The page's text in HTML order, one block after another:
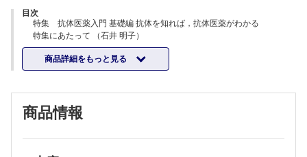
目次
特集 抗体医薬入門 基礎編 抗体を知れば，抗体医薬がわかる
特集にあたって （石井 明子）
抗体の基本知識から抗体医薬の基礎がわかる
・抗体の構造と機能 ─IgGの構造，薬理作用との関わり─ （多田 稔 ほ
か）
・抗体医薬品の一般的名称 （橋井 則貴 ほか）
これまでのくすりと抗体医薬，なにが違う？
商品詳細をもっと見る
商品情報